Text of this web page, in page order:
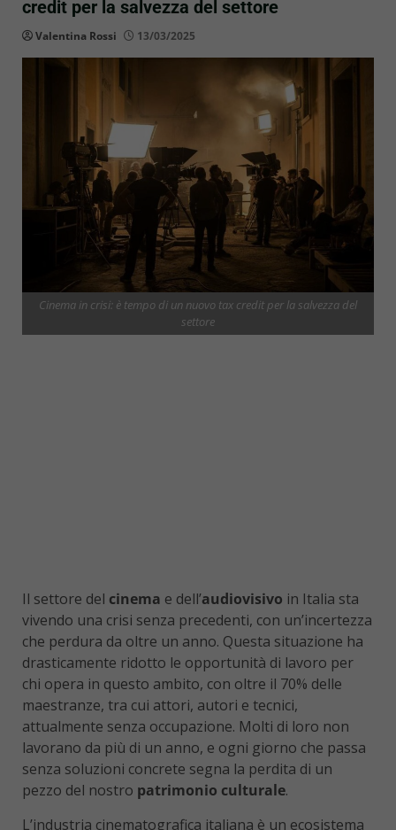
credit per la salvezza del settore
Valentina Rossi 13/03/2025
Cinema in crisi: è tempo di un nuovo tax credit per la salvezza del
settore
Il settore del cinema e dell’audiovisivo in Italia sta
vivendo una crisi senza precedenti, con un’incertezza
che perdura da oltre un anno. Questa situazione ha
drasticamente ridotto le opportunità di lavoro per
chi opera in questo ambito, con oltre il 70% delle
maestranze, tra cui attori, autori e tecnici,
attualmente senza occupazione. Molti di loro non
lavorano da più di un anno, e ogni giorno che passa
senza soluzioni concrete segna la perdita di un
pezzo del nostro patrimonio culturale.
L’industria cinematografica italiana è un ecosistema